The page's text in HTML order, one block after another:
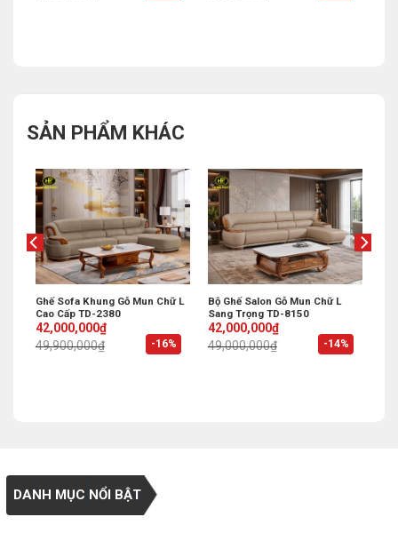
SẢN PHẨM KHÁC
-16%
Ghế Sofa Khung Gỗ Mun Chữ L
Cao Cấp TD-2380
49,900,000₫
Original
price
was:
42,000,000₫
Current
price
is:
-14%
Bộ Ghế Salon Gỗ Mun Chữ L
Sang Trọng TD-8150
49,000,000₫
Original
price
was:
42,000,000₫
Current
price
is:
DANH MỤC NỔI BẬT